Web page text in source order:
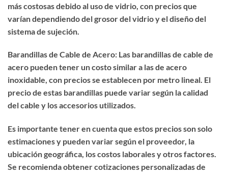
más costosas debido al uso de vidrio, con precios que
varían dependiendo del grosor del vidrio y el diseño del
sistema de sujeción.
Barandillas de Cable de Acero: Las barandillas de cable de
acero pueden tener un costo similar a las de acero
inoxidable, con precios se establecen por metro lineal. El
precio de estas barandillas puede variar según la calidad
del cable y los accesorios utilizados.
Es importante tener en cuenta que estos precios son solo
estimaciones y pueden variar según el proveedor, la
ubicación geográfica, los costos laborales y otros factores.
Se recomienda obtener cotizaciones personalizadas de